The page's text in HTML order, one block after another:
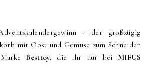
- der großzügig
mit Obst und Gemüse zum Schneiden
Besttoy, die Ihr nur bei MIFUS